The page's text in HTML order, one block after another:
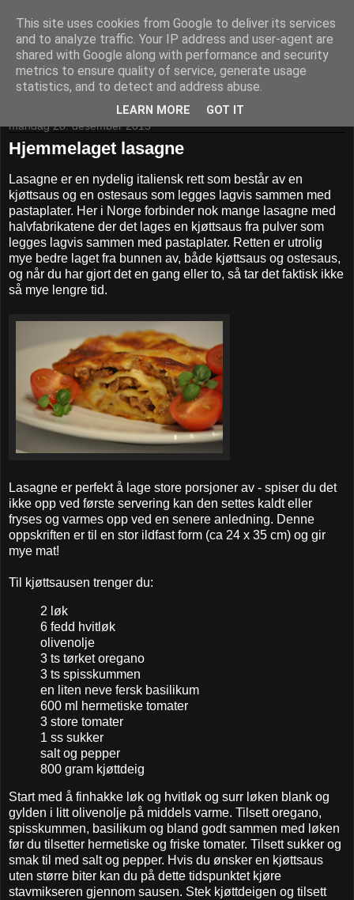
Kom til bords!
mandag 28. desember 2015
Hjemmelaget lasagne
Lasagne er en nydelig italiensk rett som består av en
kjøttsaus og en ostesaus som legges lagvis sammen med
pastaplater. Her i Norge forbinder nok mange lasagne med
halvfabrikatene der det lages en kjøttsaus fra pulver som
legges lagvis sammen med pastaplater. Retten er utrolig
mye bedre laget fra bunnen av, både kjøttsaus og ostesaus,
og når du har gjort det en gang eller to, så tar det faktisk ikke
så mye lengre tid.
Lasagne er perfekt å lage store porsjoner av - spiser du det
ikke opp ved første servering kan den settes kaldt eller
fryses og varmes opp ved en senere anledning. Denne
oppskriften er til en stor ildfast form (ca 24 x 35 cm) og gir
mye mat!
Til kjøttsausen trenger du:
2 løk
6 fedd hvitløk
olivenolje
3 ts tørket oregano
3 ts spisskummen
en liten neve fersk basilikum
600 ml hermetiske tomater
3 store tomater
1 ss sukker
salt og pepper
800 gram kjøttdeig
Start med å finhakke løk og hvitløk og surr løken blank og
gylden i litt olivenolje på middels varme. Tilsett oregano,
spisskummen, basilikum og bland godt sammen med løken
før du tilsetter hermetiske og friske tomater. Tilsett sukker og
smak til med salt og pepper. Hvis du ønsker en kjøttsaus
uten større biter kan du på dette tidspunktet kjøre
stavmikseren gjennom sausen. Stek kjøttdeigen og tilsett
This site uses cookies from Google to deliver its services
and to analyze traffic. Your IP address and user-agent are
shared with Google along with performance and security
metrics to ensure quality of service, generate usage
statistics, and to detect and address abuse.
LEARN MORE GOT IT